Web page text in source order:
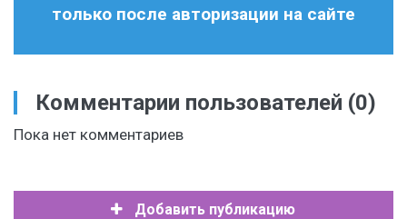
только после авторизации на сайте
Комментарии пользователей (0)
Пока нет комментариев
Добавить публикацию